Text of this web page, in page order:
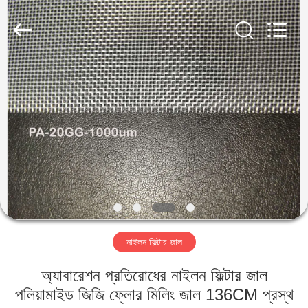
বাড়ি
পণ্য
ভিডিও
আমাদের
সম্বন্ধে
কারখানা
পরিদর্শন
2026
Share
Group
Limited.
Rights
Reserved.
নাইলন ফিল্টার জাল
অ্যাবারেশন প্রতিরোধের নাইলন ফিল্টার জাল
পলিয়ামাইড জিজি ফ্লোর মিলিং জাল 136CM প্রস্থ